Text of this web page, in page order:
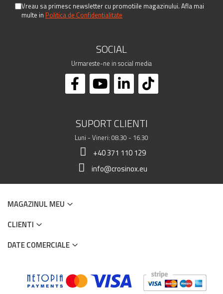
Vreau sa primesc newsletter cu promotiile magazinului. Afla mai
multe in Politica de Confidentialitate
SOCIAL
Urmareste-ne in social media
SUPORT CLIENTI
Luni - Vineri: 08.30 - 16.30
+40 371 110 129
info@crosinox.eu
MAGAZINUL MEU
CLIENTI
DATE COMERCIALE